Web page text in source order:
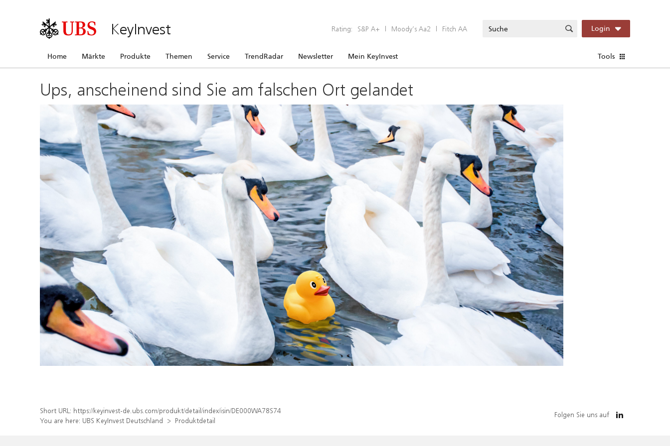
KeyInvest Rating: S&P A+ | Moody’s Aa2 | Fitch AA Login
Home Märkte Produkte Themen Service TrendRadar Newsletter Mein KeyInvest Tools
Ups, anscheinend sind Sie am falschen Ort gelandet
Short URL: https://keyinvest-de.ubs.com/produkt/detail/index/isin/DE000WA78S74
You are here: UBS KeyInvest Deutschland Produktdetail
Folgen Sie uns auf